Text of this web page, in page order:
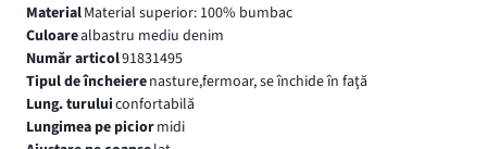
MaterialMaterial superior: 100% bumbac
Culoarealbastru mediu denim
Număr articol91831495
Tipul de încheierenasture,fermoar, se închide în faţă
Lung. turuluiconfortabilă
Lungimea pe piciormidi